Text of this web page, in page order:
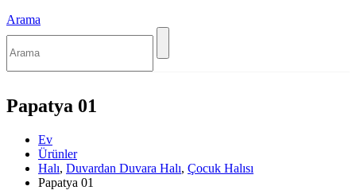
Arama
Papatya 01
Ev
Ürünler
Halı, Duvardan Duvara Halı, Çocuk Halısı
Papatya 01